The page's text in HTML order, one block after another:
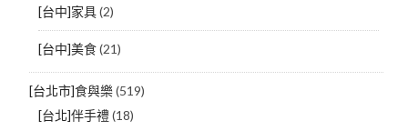
[台中]家具(2)
[台中]美食(21)
[台北市]食與樂(519)
[台北]伴手禮(18)